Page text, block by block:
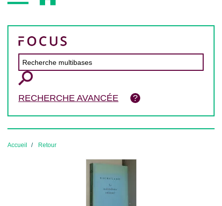
RECHERCHE AVANCÉE
Accueil Retour